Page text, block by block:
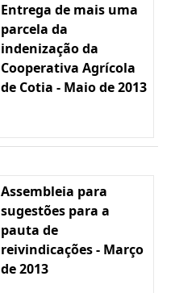
Entrega de mais uma
parcela da
indenização da
Cooperativa Agrícola
de Cotia - Maio de 2013
Assembleia para
sugestões para a
pauta de
reivindicações - Março
de 2013